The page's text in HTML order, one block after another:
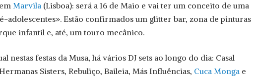
Marvila (Lisboa): será a 16 de Maio e vai ter um conceito de uma
adolescentes». Estão confirmados um glitter bar, zona de pinturas
infantil e, até, um touro mecânico.
nestas festas da Musa, há vários DJ sets ao longo do dia: Casal
Sisters, Rebuliço, Baileia, Más Influências, Cuca Monga e